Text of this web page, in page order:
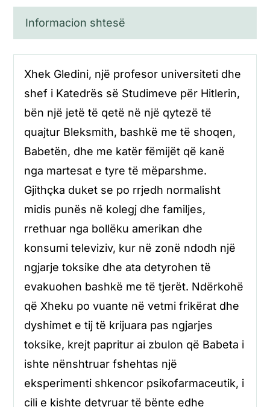
Informacion shtesë
Xhek Gledini, një profesor universiteti dhe
shef i Katedrës së Studimeve për Hitlerin,
bën një jetë të qetë në një qytezë të
quajtur Bleksmith, bashkë me të shoqen,
Babetën, dhe me katër fëmijët që kanë
nga martesat e tyre të mëparshme.
Gjithçka duket se po rrjedh normalisht
midis punës në kolegj dhe familjes,
rrethuar nga bollëku amerikan dhe
konsumi televiziv, kur në zonë ndodh një
ngjarje toksike dhe ata detyrohen të
evakuohen bashkë me të tjerët. Ndërkohë
që Xheku po vuante në vetmi frikërat dhe
dyshimet e tij të krijuara pas ngjarjes
toksike, krejt papritur ai zbulon që Babeta i
ishte nënshtruar fshehtas një
eksperimenti shkencor psikofarmaceutik, i
cili e kishte detyruar të bënte edhe